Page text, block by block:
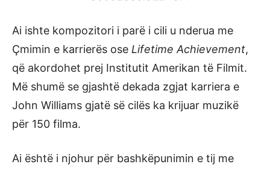
Ai ishte kompozitori i parë i cili u nderua me
Çmimin e karrierës ose Lifetime Achievement,
që akordohet prej Institutit Amerikan të Filmit.
Më shumë se gjashtë dekada zgjat karriera e
John Williams gjatë së cilës ka krijuar muzikë
për 150 filma.
Ai është i njohur për bashkëpunimin e tij me